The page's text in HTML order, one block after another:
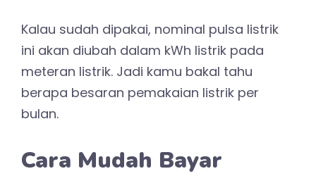
Kalau sudah dipakai, nominal pulsa listrik
ini akan diubah dalam kWh listrik pada
meteran listrik. Jadi kamu bakal tahu
berapa besaran pemakaian listrik per
bulan.
Cara Mudah Bayar